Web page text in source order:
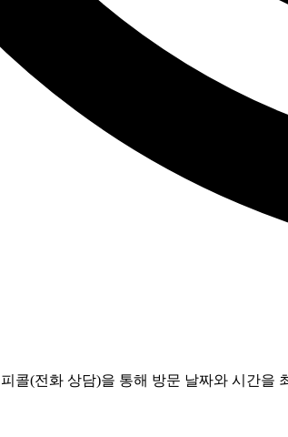
콜(전화 상담)을 통해 방문 날짜와 시간